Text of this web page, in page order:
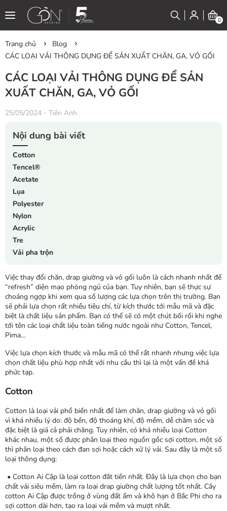
0
Trang chủ
Blog
CÁC LOẠI VẢI THÔNG DỤNG ĐỂ SẢN XUẤT CHĂN, GA, VỎ GỐI
CÁC LOẠI VẢI THÔNG DỤNG ĐỂ SẢN
XUẤT CHĂN, GA, VỎ GỐI
25/05/2024 - Tiến Anh
Nội dung bài viết
Cotton
Tencel®
Acetate
Lụa
Polyester
Nylon
Acrylic
Tre
Vải pha trộn
Việc thay đổi chăn, drap giường và vỏ gối luôn là cách nhanh nhất để
“refresh” diện mạo phòng ngủ của bạn. Tuy nhiên, bạn sẽ thực sự
choáng ngợp khi xem qua số lượng các lựa chọn trên thị trường. Bạn
sẽ phải lựa chọn rất nhiều tiêu chí, từ kích thước tới mẫu mã và đặc
biệt là chất liệu sản phẩm. Bạn có thể sẽ có một chút bối rối khi nghe
tới tên các loại chất liệu toàn tiếng nước ngoài như Cotton, Tencel,
Pima…
Việc lựa chọn kích thước và mẫu mã có thể rất nhanh nhưng việc lựa
chọn chất liệu phù hợp nhất với nhu cầu thì lại là một vấn đề khá
phức tạp.
Cotton
Cotton là loại vải phổ biến nhất để làm chăn, drap giường và vỏ gối
vì khá nhiều lý do: độ bền, độ thoáng khí, độ mềm, dễ chăm sóc và
đặc biệt là giá cả phải chăng. Tuy nhiên, có khá nhiều loại Cotton
khác nhau, một số được phân loại theo nguồn gốc sợi cotton, một số
thì phân loại theo cách đan sợi hoặc cách xử lý vải. Sau đây là một số
loại thông dụng:
• Cotton Ai Cập là loại cotton đắt tiền nhất. Đây là lựa chọn cho bạn
chất vải siêu mềm, làm ra loại drap giường chất lượng tốt nhất. Cây
cotton Ai Cập được trồng ở vùng đất ấm và khô hạn ở Bắc Phi cho ra
sợi cotton dài hơn, tạo ra loại vải mềm và mượt nhất.